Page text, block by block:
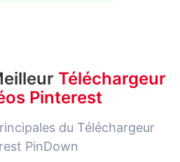
Téléchargeur
Pinterest
du Téléchargeur
PinDown